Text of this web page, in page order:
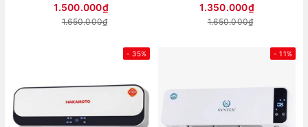
1.500.000₫
1.650.000₫
1.350.000₫
1.650.000₫
- 35% - 11%